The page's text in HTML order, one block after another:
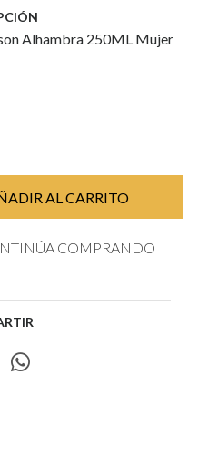
Alhambra 250ML Mujer
COMPRANDO